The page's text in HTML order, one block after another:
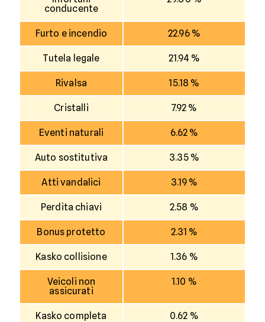
conducente
Furto e incendio 22.96 %
Tutela legale 21.94 %
Rivalsa 15.18 %
Cristalli 7.92 %
Eventi naturali 6.62 %
Auto sostitutiva 3.35 %
Atti vandalici 3.19 %
Perdita chiavi 2.58 %
Bonus protetto 2.31 %
Kasko collisione 1.36 %
Veicoli non
assicurati
1.10 %
Kasko completa 0.62 %